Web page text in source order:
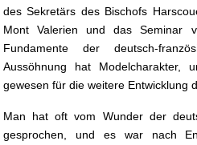
des Sekretärs des Bischofs
Mont Valerien und das Seminar
Fundamente der deutsch-
Aussöhnung hat Modelcharakter,
gewesen für die weitere Entwicklung
Man hat oft vom Wunder der
gesprochen, und es war nach